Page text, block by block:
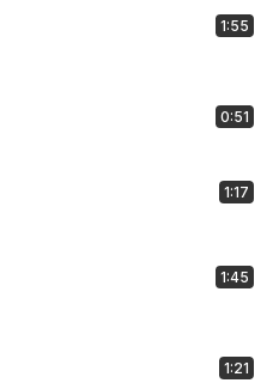
1:55
0:51
1:17
1:45
1:21